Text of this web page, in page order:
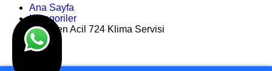
Ana Sayfa
Kategoriler
Keçiören Acil 724 Klima Servisi
>>